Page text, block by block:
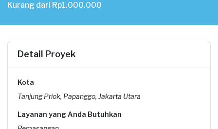
Kurang dari Rp1.000.000
Detail Proyek
Kota
Tanjung Priok, Papanggo, Jakarta Utara
Layanan yang Anda Butuhkan